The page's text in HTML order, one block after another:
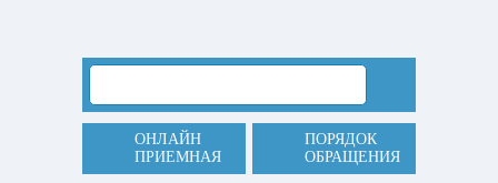
ОНЛАЙН
ПРИЕМНАЯ
ПОРЯДОК
ОБРАЩЕНИЯ